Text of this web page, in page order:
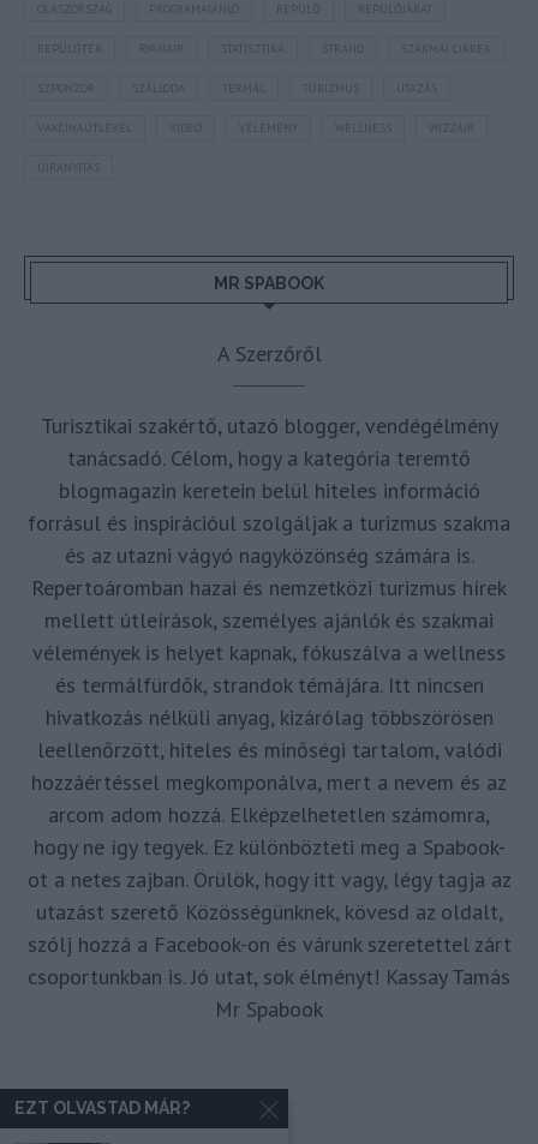
OLASZORSZÁG REPÜLŐJÁRAT
REPÜLŐTÉR STATISZTIKA STRAND SZAKMAI CIKKEK
SZPONZOR SZÁLLODA TERMÁL TURIZMUS UTAZÁS
VAKCINAÚTLEVÉL WIZZAIR
ÚJRANYITÁS
MR SPABOOK
A Szerzőről
Turisztikai szakértő, utazó blogger, vendégélmény
tanácsadó. Célom, hogy a kategória teremtő
blogmagazin keretein belül hiteles információ
forrásul és inspirációul szolgáljak a turizmus szakma
és az utazni vágyó nagyközönség számára is.
Repertoáromban hazai és nemzetközi turizmus hírek
mellett útleírások, személyes ajánlók és szakmai
vélemények is helyet kapnak, fókuszálva a wellness
és termálfürdők, strandok témájára. Itt nincsen
hivatkozás nélküli anyag, kizárólag többszörösen
leellenőrzött, hiteles és minőségi tartalom, valódi
hozzáértéssel megkomponálva, mert a nevem és az
arcom adom hozzá. Elképzelhetetlen számomra,
hogy ne így tegyek. Ez különbözteti meg a Spabook-
ot a netes zajban. Örülök, hogy itt vagy, légy tagja az
utazást szerető Közösségünknek, kövesd az oldalt,
szólj hozzá a Facebook-on és várunk szeretettel zárt
csoportunkban is. Jó utat, sok élményt! Kassay Tamás
Mr Spabook
EZT OLVASTAD MÁR?